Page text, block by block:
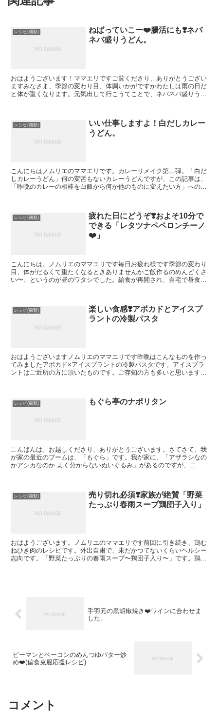
レシピ(麺類)
ねばっていこー❤️腸活にも❣️ネバ
ネバ盛りうどん。
おはようございます！ママエリですご覧くださり、ありがとうござい
ますみなさま、季節の変わり目、体調いかがですかわたしは雨の日だ
と体が重くなります。元気出して行こうてことで、ネバネバ盛りうど
レシピ(麺類)
いい仕事しますよ！白だしカレー
うどん。
こんにちはノムリエのママエリです。カレーリメイク第二弾。「白だ
しカレーうどん」何の変哲もないカレーうどんですが、この記事は、
「昨晩のカレーの相棒を白飯から何か他のものに変えたい方」への熱
レシピ(麺類)
疲れた日にどうぞ❣️およそ10分で
できる「レタツナペペロンチーノ
❤️」
こんにちは。ノムリエのママエリです毎日お疲れ様です季節の変わり
目、体がだるくて重たくなるときありませんかご飯作るのめんどくさ
い〜、というのが昼のワタシでした。給食が再開され、自宅で昼食を
レシピ(麺類)
楽しい食感❣️アボカドとアイスプ
ラントの冷製パスタ
おはようございますノムリエのママエリです昨晩はこんなものを作っ
てみましたアボカド×アイスプラントの冷製パスタです。アイスプラ
ントはご近所の方に頂いたものです。ご存知の方も多いと思います
レシピ(麺類) もぐら亭のナポリタン
こんばんは。お越しくださり、ありがとうございます。さてさて、我
が家の最近のブームは、「もぐら」です。我が家に、「アザラシなの
かアシカなのか よく分からないぬいぐるみ」があるのですが、二歳
レシピ(麺類)
売り切れ必須❣️家族が絶賛「野菜
たっぷり春雨スープ鶏団子入り」
おはようございます。ノムリエのママエリです前回に引き続き、鶏む
ねひき肉のレシピです。外出自粛で、未だかつてないくらいヘルシー
志向です。「野菜たっぷりの春雨スープ〜鶏団子入り〜」です。鶏団
手羽元の黒胡椒焼き❤️ワインに合わせま
した。
ピーマンとベーコンのめんつゆバター炒
め❤️(偏食克服応援レシピ)
コメント